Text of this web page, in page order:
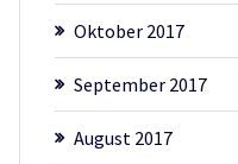
Oktober 2017
September 2017
August 2017